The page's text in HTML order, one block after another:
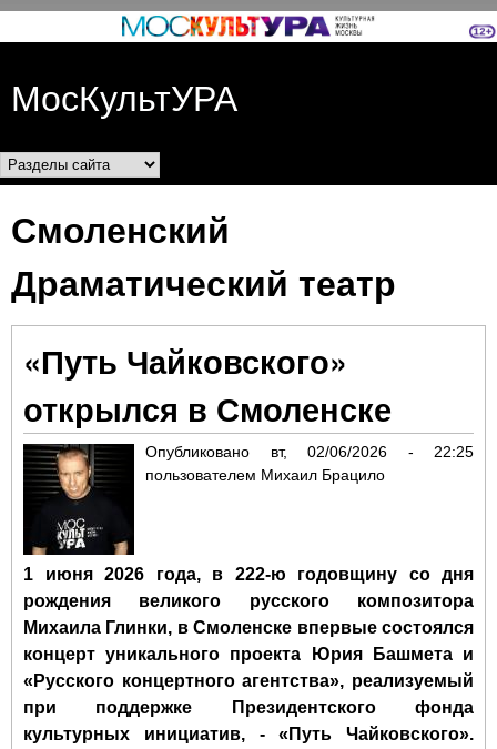
Перейти к основному
МосКультУРА
Разделы сайта
Смоленский
Драматический театр
«Путь Чайковского»
открылся в Смоленске
Опубликовано вт, 02/06/2026 - 22:25
пользователем Михаил Брацило
1 июня 2026 года, в 222-ю годовщину со дня
рождения великого русского композитора
Михаила Глинки, в Смоленске впервые состоялся
концерт уникального проекта Юрия Башмета и
«Русского концертного агентства», реализуемый
при поддержке Президентского фонда
культурных инициатив, - «Путь Чайковского».